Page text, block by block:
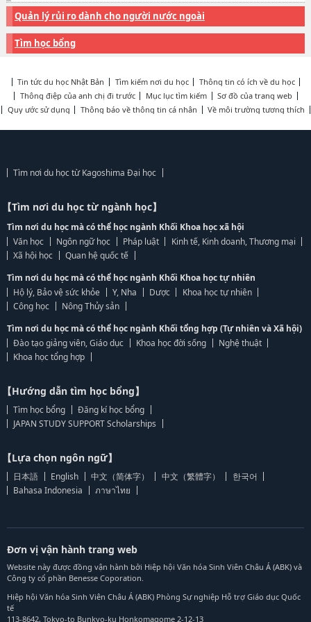
Quản lý rủi ro dành cho người nước ngoài
Tìm học bổng
Tin tức du học Nhật Bản Tìm kiếm nơi du học
Thông tin có ích về du học
Thông điệp của anh chị đi trước
Mục lục tìm kiếm
Sơ đồ của trang web
Quy ước sử dụng
Thông báo về thông tin cá nhân Về môi trường tương thích
Tìm nơi du học từ Kagoshima Đại học
【Tìm nơi du học từ ngành học】
Tìm nơi du học mà có thể học ngành Khối Khoa học xã hội
Văn học
Ngôn ngữ học Pháp luật
Kinh tế, Kinh doanh, Thương mại
Xã hội học
Quan hệ quốc tế
Tìm nơi du học mà có thể học ngành Khối Khoa học tự nhiên
Hộ lý, Bảo vệ sức khỏe
Y, Nha Dược
Khoa học tự nhiên
Công học
Nông Thủy sản
Tìm nơi du học mà có thể học ngành Khối tổng hợp (Tự nhiên và Xã hội)
Đào tạo giảng viên, Giáo dục
Khoa học đời sống
Nghệ thuật
Khoa học tổng hợp
【Hướng dẫn tìm học bổng】
Tìm học bổng
Đăng kí học bổng
JAPAN STUDY SUPPORT Scholarships
【Lựa chọn ngôn ngữ】
日本語 English 中文（简体字） 中文（繁體字）
한국어
Bahasa Indonesia
ภาษาไทย
Đơn vị vận hành trang web
Website này được đồng vận hành bởi Hiệp hội Văn hóa Sinh Viên Châu Á (ABK) và
Công ty cổ phần Benesse Coporation.
Hiệp hội Văn hóa Sinh Viên Châu Á (ABK) Phòng Sự nghiệp Hỗ trợ Giáo dục Quốc
tế
113-8642, Tokyo-to Bunkyo-ku Honkomagome 2-12-13